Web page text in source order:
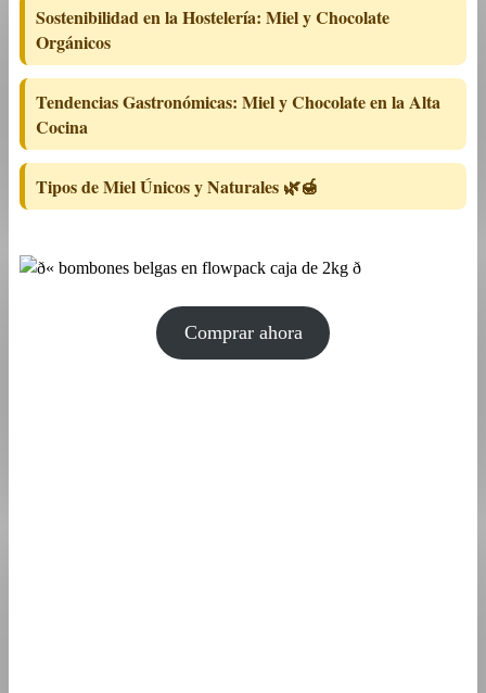
Sostenibilidad en la Hostelería: Miel y Chocolate
Orgánicos
Tendencias Gastronómicas: Miel y Chocolate en la Alta
Cocina
Tipos de Miel Únicos y Naturales 🌿🍯
Comprar ahora